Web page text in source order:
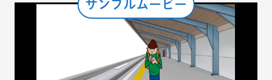
サンプルムービー